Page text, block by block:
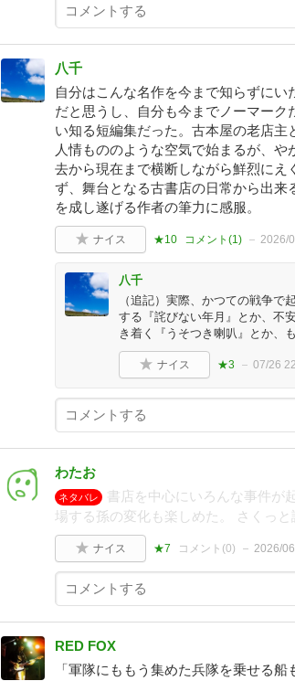
八千
自分はこんな名作を今まで知らずに
だと思うし、自分も今までノーマー
い知る短編集だった。古本屋の老店
人情もののような空気で始まるが、
去から現在まで横断しながら鮮烈にえ
ず、舞台となる古書店の日常から出
を成し遂げる作者の筆力に感服。
ナイス ★10 コメント(1) 2026/
八千
（追記）実際、かつての戦争で
する『詫びない年月』とか、不
き着く『うそつき喇叭』とか、
ナイス ★3 07/26
わたお
ネタバレ
書店を中心にいろんな事件が
場する孫の変化も楽しめた。 さくっと
ナイス ★7 コメント(0) 2026/
RED FOX
「軍隊にももう集めた兵隊を乗せる